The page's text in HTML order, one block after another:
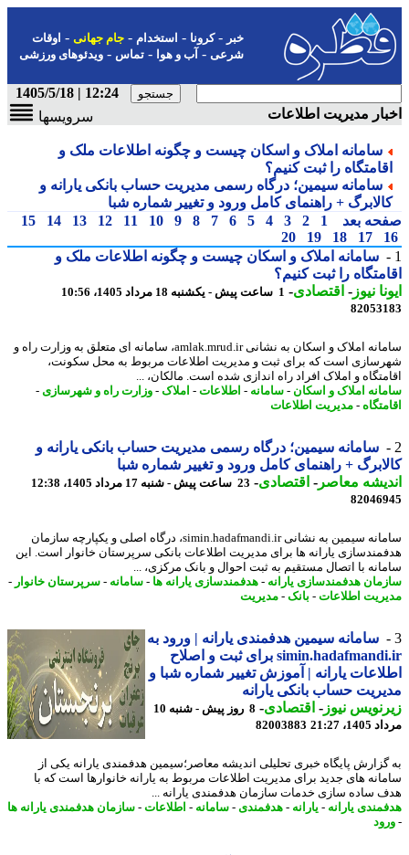
-کرونا-استخدام- جام جهانی-اوقات
شرعی-آب و هوا-تماس-ویدئوهای ورزشی
12:24 | 1405/5/18
مدیریت اطلاعات
سرویسها
سامانه املاک و اسکان چیست و چگونه اطلاعات ملک و
را ثبت کنیم؟
سامانه سیمین؛ درگاه رسمی مدیریت حساب بانکی یارانه و
+ راهنمای کامل ورود و تغییر شماره شبا
بعد
1
2
3
4
5
6
7
8
9
10
11
12
13
14
15
17
18
19
20
سامانه املاک و اسکان چیست و چگونه اطلاعات ملک و
را ثبت کنیم؟
نیوز-اقتصادی-1 ساعت پیش - یکشنبه 18 مرداد 1405، 10:56
سامانه املاک و اسکان به نشانی amlak.mrud.ir، سامانه ای متعلق به وزارت راه و
است که برای ثبت و مدیریت اطلاعات مربوط به محل سکونت،
و املاک افراد راه اندازی شده است. مالکان، ...
املاک و اسکان-سامانه-اطلاعات-املاک-وزارت راه و شهرسازی-
-مدیریت اطلاعات
سامانه سیمین؛ درگاه رسمی مدیریت حساب بانکی یارانه و
+ راهنمای کامل ورود و تغییر شماره شبا
معاصر-اقتصادی-23 ساعت پیش - شنبه 17 مرداد 1405، 12:38
سامانه سیمین به نشانی simin.hadafmandi.ir، درگاه اصلی و یکپارچه سازمان
یارانه ها برای مدیریت اطلاعات بانکی سرپرستان خانوار است. این
با اتصال مستقیم به ثبت احوال و بانک مرکزی، ...
هدفمندسازی یارانه- هدفمندسازی یارانه ها - سامانه-سرپرستان خانوار-
اطلاعات-بانک -مدیریت
سامانه سیمین هدفمندی یارانه | ورود به
simin.hadafmandi.ir برای ثبت و اصلاح
یارانه | آموزش تغییر شماره شبا و
حساب بانکی یارانه
نیوز-اقتصادی-
8 روز پیش - شنبه 10
21:27
82003883
پایگاه خبری تحلیلی اندیشه معاصر؛سیمین هدفمندی یارانه یکی از
های جدید برای مدیریت اطلاعات مربوط به یارانه خانوارها است که با
ساده سازی خدمات سازمان هدفمندی یارانه ...
یارانه- یارانه- هدفمندی-سامانه-اطلاعات-سازمان هدفمندی یارانه ها